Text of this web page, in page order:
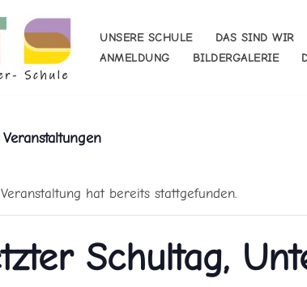
UNSERE SCHULE DAS SIND WIR
ANMELDUNG
BILDERGALERIE
hat bereits stattgefunden.
Schultag,